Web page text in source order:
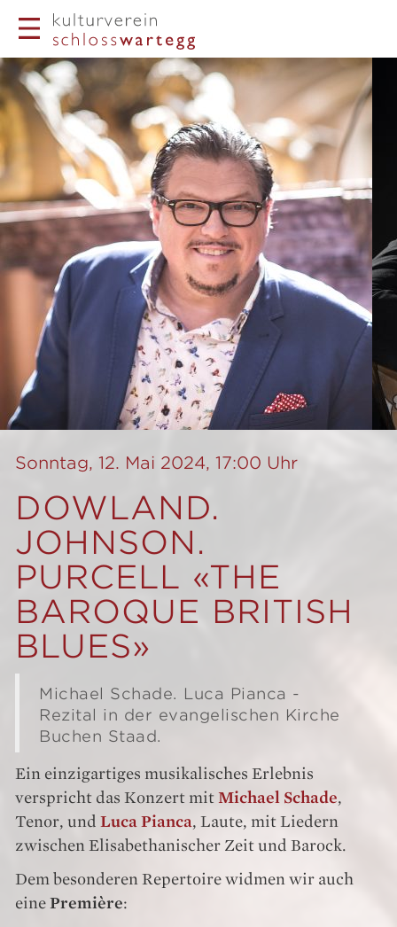
Sonntag, 12. Mai 2024, 17:00 Uhr
DOWLAND.
JOHNSON.
PURCELL «THE
BAROQUE BRITISH
BLUES»
Michael Schade. Luca Pianca -
Rezital in der evangelischen Kirche
Buchen Staad.
Ein einzigartiges musikalisches Erlebnis
verspricht das Konzert mit Michael Schade,
Tenor, und Luca Pianca, Laute, mit Liedern
zwischen Elisabethanischer Zeit und Barock.
Dem besonderen Repertoire widmen wir auch
eine Première: